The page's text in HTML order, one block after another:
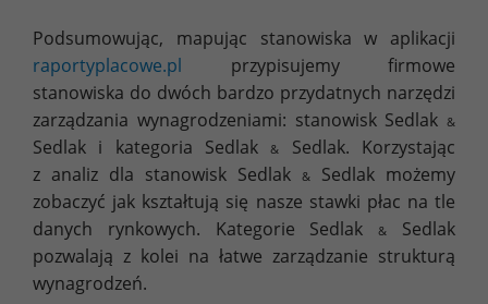
Podsumowując, mapując stanowiska w aplikacji
raportyplacowe.pl przypisujemy firmowe
stanowiska do dwóch bardzo przydatnych narzędzi
zarządzania wynagrodzeniami: stanowisk Sedlak &
Sedlak i kategoria Sedlak&
Sedlak. Korzystając
z analiz dla stanowisk Sedlak
&
Sedlak możemy
zobaczyć jak kształtują się nasze stawki płac na tle
danych rynkowych. Kategorie Sedlak&
Sedlak
pozwalają z kolei na łatwe zarządzanie strukturą
wynagrodzeń.